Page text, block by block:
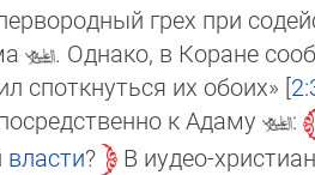
грех при
. Однако, в Коране
спотк­нуться их обоих» [
к Адаму
:
власти?
В иудео-